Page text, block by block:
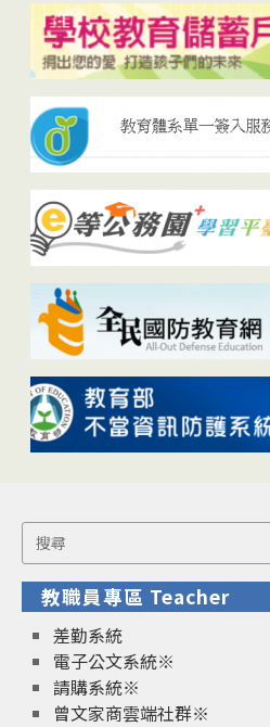
Search
for:
教職員專區 Teacher
差勤系統
電子公文系統※
請購系統※
曾文家商雲端社群※